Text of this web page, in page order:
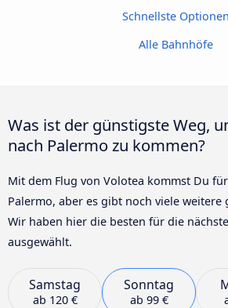
Schnellste Optionen
Alle Bahnhöfe
Was ist der günstigste Weg,
nach Palermo zu kommen?
Mit dem Flug von Volotea kommst Du
Palermo, aber es gibt noch viele weitere
Wir haben hier die besten für die
ausgewählt.
Samstag
ab 120 €
Sonntag
ab 99 €